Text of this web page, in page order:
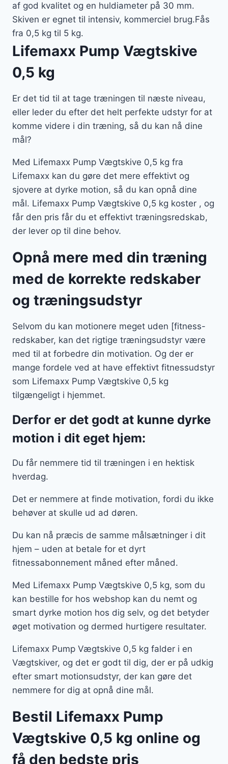
af god kvalitet og en huldiameter på 30 mm.
Skiven er egnet til intensiv, kommerciel brug.Fås
fra 0,5 kg til 5 kg.
Lifemaxx Pump Vægtskive
0,5 kg
Er det tid til at tage træningen til næste niveau,
eller leder du efter det helt perfekte udstyr for at
komme videre i din træning, så du kan nå dine
mål?
Med Lifemaxx Pump Vægtskive 0,5 kg fra
Lifemaxx kan du gøre det mere effektivt og
sjovere at dyrke motion, så du kan opnå dine
mål. Lifemaxx Pump Vægtskive 0,5 kg koster , og
får den pris får du et effektivt træningsredskab,
der lever op til dine behov.
Opnå mere med din træning
med de korrekte redskaber
og træningsudstyr
Selvom du kan motionere meget uden [fitness-
redskaber, kan det rigtige træningsudstyr være
med til at forbedre din motivation. Og der er
mange fordele ved at have effektivt fitnessudstyr
som Lifemaxx Pump Vægtskive 0,5 kg
tilgængeligt i hjemmet.
Derfor er det godt at kunne dyrke
motion i dit eget hjem:
Du får nemmere tid til træningen i en hektisk
hverdag.
Det er nemmere at finde motivation, fordi du ikke
behøver at skulle ud ad døren.
Du kan nå præcis de samme målsætninger i dit
hjem – uden at betale for et dyrt
fitnessabonnement måned efter måned.
Med Lifemaxx Pump Vægtskive 0,5 kg, som du
kan bestille for hos webshop kan du nemt og
smart dyrke motion hos dig selv, og det betyder
øget motivation og dermed hurtigere resultater.
Lifemaxx Pump Vægtskive 0,5 kg falder i en
Vægtskiver, og det er godt til dig, der er på udkig
efter smart motionsudstyr, der kan gøre det
nemmere for dig at opnå dine mål.
Bestil Lifemaxx Pump
Vægtskive 0,5 kg online og
få den bedste pris